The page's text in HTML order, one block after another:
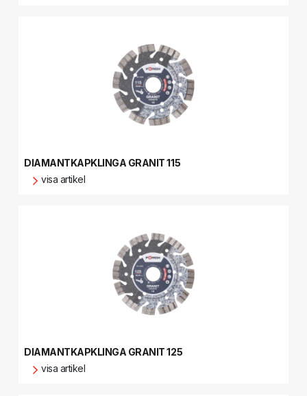
DIAMANTKAPKLINGA GRANIT 115
visa artikel
DIAMANTKAPKLINGA GRANIT 125
visa artikel